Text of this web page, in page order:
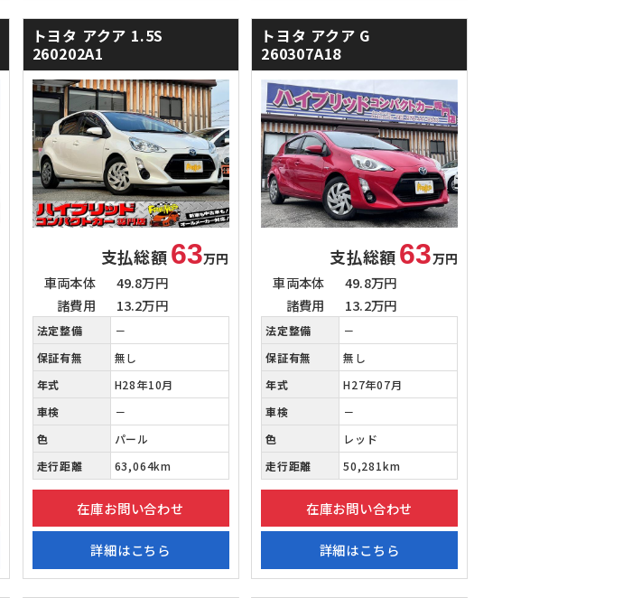
トヨタ アクア 1.5S
260202A1
支払総額 63万円
車両本体
49.8万円
諸費用
13.2万円
法定整備
－
保証有無
無し
年式
H28年10月
車検
－
色
パール
走行距離
63,064km
在庫お問い合わせ
詳細はこちら
トヨタ アクア G
260307A18
支払総額 63万円
車両本体
49.8万円
諸費用
13.2万円
法定整備
－
保証有無
無し
年式
H27年07月
車検
－
色
レッド
走行距離
50,281km
在庫お問い合わせ
詳細はこちら